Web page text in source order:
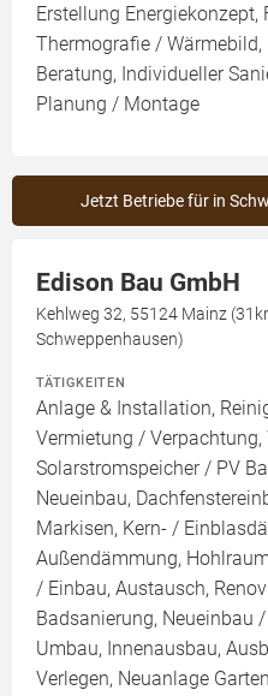
Erstellung
Thermografie / Wärmebild,
Beratung, Individueller
Planung / Montage
Jetzt Betriebe für in
Edison Bau GmbH
Kehlweg 32, 55124 Mainz
Schweppenhausen)
TÄTIGKEITEN
Anlage & Installation,
Vermietung /
Solarstromspeicher / PV
Neueinbau,
Markisen, Kern- /
Außendämmung,
/ Einbau, Austausch,
Badsanierung, Neueinbau
Umbau, Innenausbau,
Verlegen, Neuanlage